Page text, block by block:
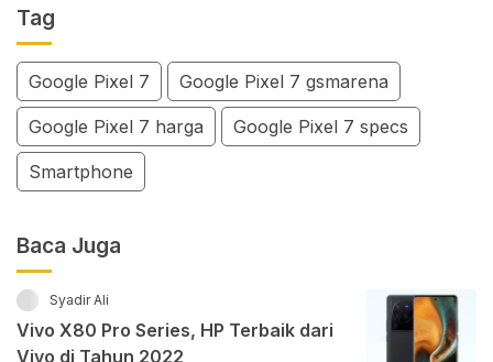
Tag
Google Pixel 7 Google Pixel 7 gsmarena
Google Pixel 7 harga Google Pixel 7 specs
Smartphone
Baca Juga
Syadir Ali
Vivo X80 Pro Series, HP Terbaik dari
Vivo di Tahun 2022